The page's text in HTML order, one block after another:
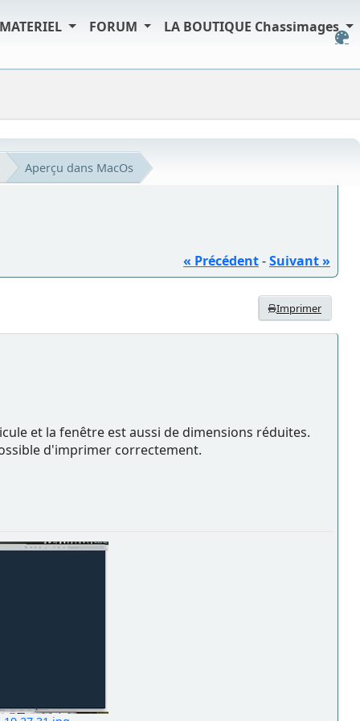
MATERIEL FORUM LA BOUTIQUE Chassimages
Aperçu dans MacOs
« Précédent-Suivant »
Imprimer
et la fenêtre est aussi de dimensions réduites.
d'imprimer correctement.